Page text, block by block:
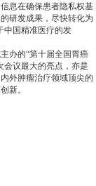
息在确保患者隐私权基
研发成果，尽快转化为
中国精准医疗的发
办的“第十届全国胃癌
会议最大的亮点，亦是
外肿瘤治疗领域顶尖的
新。